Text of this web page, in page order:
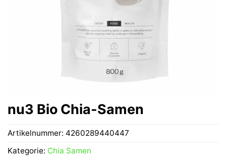
nu3 Bio Chia-Samen
Artikelnummer: 4260289440447
Kategorie: Chia Samen